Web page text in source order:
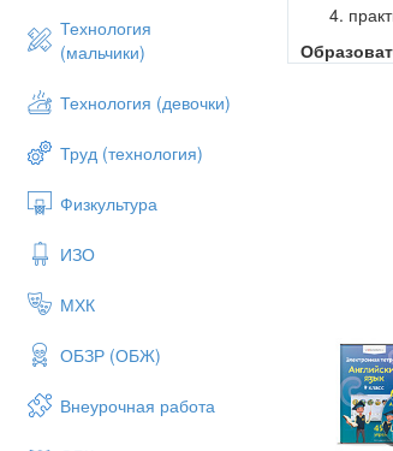
Технология
(мальчики)
Технология (девочки)
Труд (технология)
Физкультура
ИЗО
МХК
ОБЗР (ОБЖ)
Внеурочная работа
І.Начало
І.1
Good